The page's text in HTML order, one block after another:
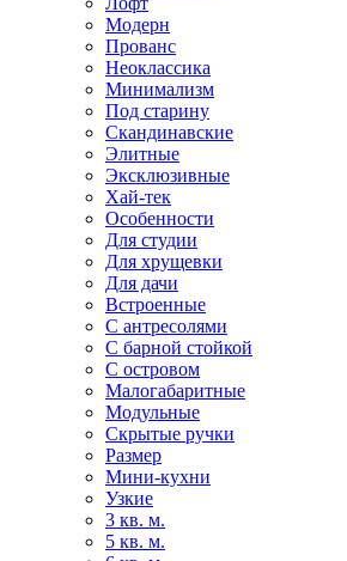
Модерн
Прованс
Неоклассика
Минимализм
Под старину
Скандинавские
Элитные
Эксклюзивные
Хай-тек
Особенности
Для студии
Для хрущевки
Для дачи
Встроенные
С антресолями
С барной стойкой
С островом
Малогабаритные
Модульные
Скрытые ручки
Размер
Мини-кухни
Узкие
3 кв. м.
5 кв. м.